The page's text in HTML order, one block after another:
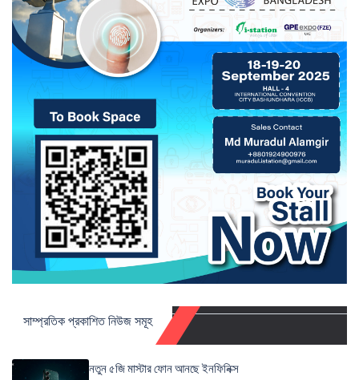
সাম্প্রতিক প্রকাশিত নিউজ সমূহ
নতুন ৫জি মাস্টার ফোন আনছে ইনফিনিক্স